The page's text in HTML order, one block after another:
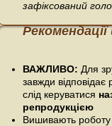
зафіксований
ВАЖЛИВО: Для
завжди
слід керуватися
репродукцією
Вишивають